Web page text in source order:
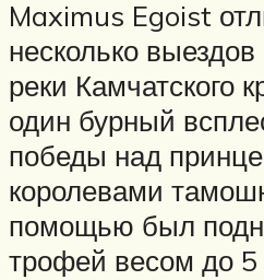
Maximus Egoist
несколько
реки Камчатского
один бурный
победы над
королевами
помощью был
трофей весом до 5